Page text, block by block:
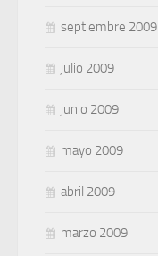
septiembre 2009
julio 2009
junio 2009
mayo 2009
abril 2009
marzo 2009